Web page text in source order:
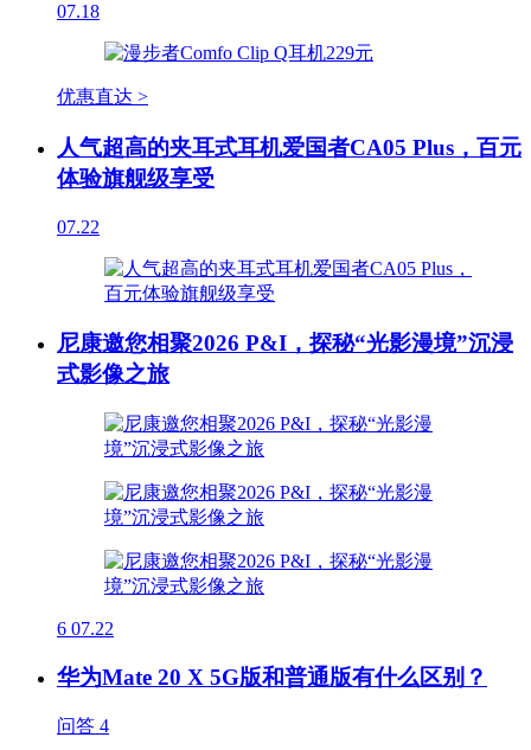
07.18
优惠直达 >
人气超高的夹耳式耳机爱国者CA05 Plus，百元
体验旗舰级享受
07.22
尼康邀您相聚2026 P&I，探秘“光影漫境”沉浸
式影像之旅
6 07.22
华为Mate 20 X 5G版和普通版有什么区别？
问答 4